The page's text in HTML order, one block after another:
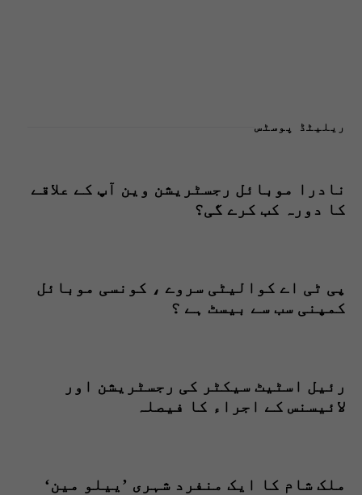
ریلیٹڈ پوسٹس
نادرا موبائل رجسٹریشن وین آپ کے علاقے
کا دورہ کب کرے گی؟
پی ٹی اے کوالیٹی سروے ، کونسی موبائل
کمپنی سب سے بیسٹ ہے ؟
رئیل اسٹیٹ سیکٹر کی رجسٹریشن اور
لائیسنس کے اجراء کا فیصلہ
ملک شام کا ایک منفرد شہری ’ییلو مین‘